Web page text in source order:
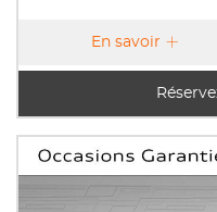
En savoir